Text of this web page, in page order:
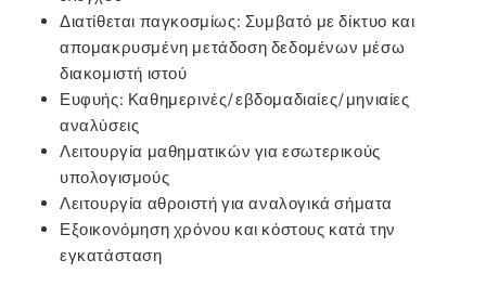
Διατίθεται παγκοσμίως: Συμβατό με δίκτυο και
απομακρυσμένη μετάδοση δεδομένων μέσω
διακομιστή ιστού
Ευφυής: Καθημερινές/εβδομαδιαίες/μηνιαίες
αναλύσεις
Λειτουργία μαθηματικών για εσωτερικούς
υπολογισμούς
Λειτουργία αθροιστή για αναλογικά σήματα
Εξοικονόμηση χρόνου και κόστους κατά την
εγκατάσταση